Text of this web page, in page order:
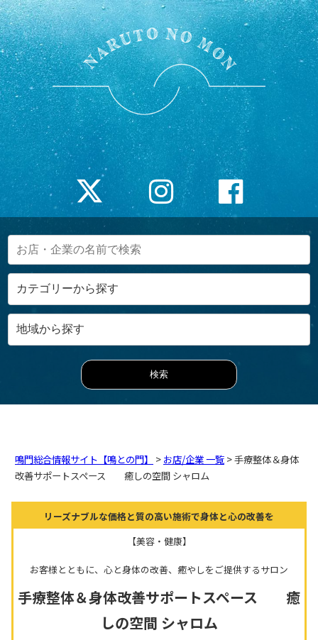
鳴門総合情報サイト【鳴との門】 > お店/企業 一覧 > 手療整体＆身体
改善サポートスペース 癒しの空間 シャロム
リーズナブルな価格と質の高い施術で身体と心の改善を
【美容・健康】
お客様とともに、心と身体の改善、癒やしをご提供するサロン
手療整体＆身体改善サポートスペース 癒
しの空間 シャロム